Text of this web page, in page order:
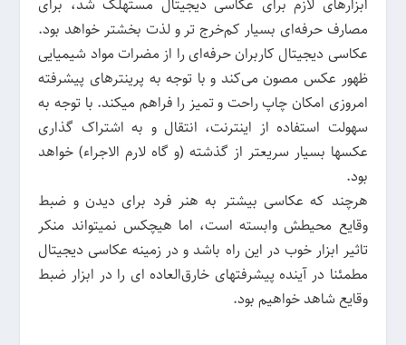
ابزارهای لازم برای عکاسی دیجیتال مستهلک شد، برای
مصارف حرفه‌ای بسیار کم‌خرج تر و لذت بخشتر خواهد بود.
عکاسی دیجیتال کاربران حرفه‌ای را از مضرات مواد شیمیایی
ظهور عکس مصون می‌کند و با توجه به پرینترهای پیشرفته
امروزی امکان چاپ راحت و تمیز را فراهم میکند. با توجه به
سهولت استفاده از اینترنت، انتقال و به اشتراک گذاری
عکسها بسیار سریعتر از گذشته (و گاه لارم الاجراء) خواهد
بود.
هرچند که عکاسی بیشتر به هنر فرد برای دیدن و ضبط
وقایع محیطش وابسته است، اما هیچکس نمیتواند منکر
تاثیر ابزار خوب در این راه باشد و در زمینه عکاسی دیجیتال
مطمئنا در آینده پیشرفتهای خارق‌العاده ای را در ابزار ضبط
وقایع شاهد خواهیم بود.